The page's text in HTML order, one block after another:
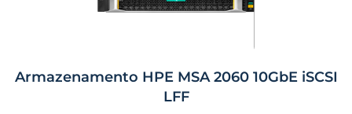
Armazenamento HPE MSA 2060 10GbE iSCSI
LFF